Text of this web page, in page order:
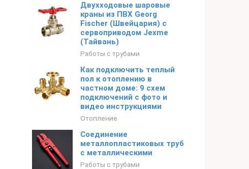
Двухходовые шаровые
краны из ПВХ Georg
Fischer (Швейцария) с
сервоприводом Jexme
(Тайвань)
Работы с трубами
Как подключить теплый
пол к отоплению в
частном доме: 9 схем
подключений с фото и
видео инструкциями
Отопление
Соединение
металлопластиковых труб
с металлическими
Работы с трубами